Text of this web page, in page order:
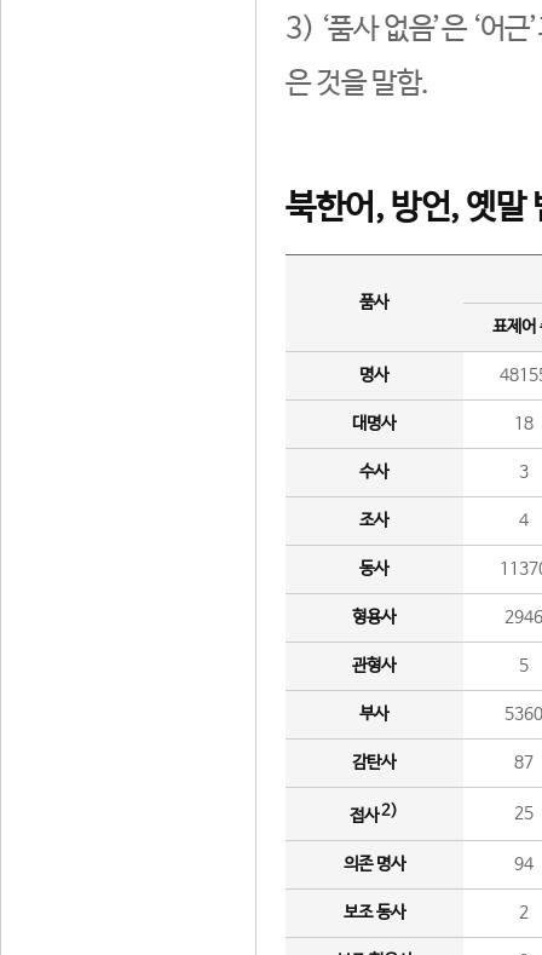
3) ‘품사 없음’은 ‘어
은 것을 말함.
북한어, 방언, 옛말
품사
표제어
명사
대명사 18
수사 3
조사 4
동사
형용사 2946
관형사 5
부사 5360
감탄사 87
접사2) 25
의존 명사 94
보조 동사 2